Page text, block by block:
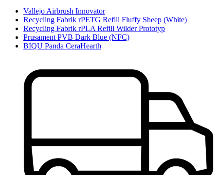
Vallejo Airbrush Innovator
Recycling Fabrik rPETG Refill Fluffy Sheep (White)
Recycling Fabrik rPLA Refill Wilder Prototyp
Prusament PVB Dark Blue (NFC)
BIQU Panda CeraHearth